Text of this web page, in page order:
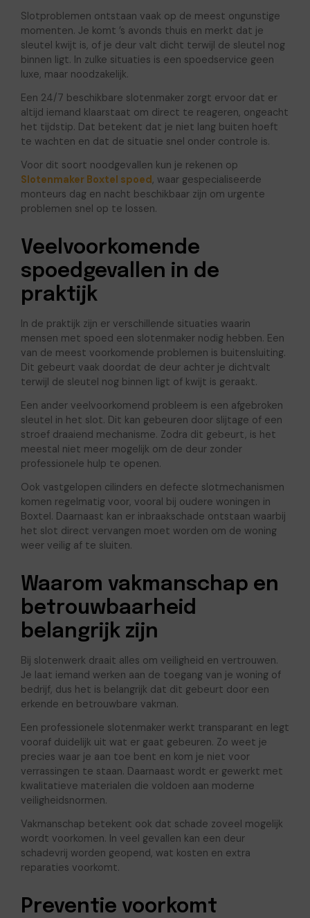
Slotproblemen ontstaan vaak op de meest ongunstige
momenten. Je komt ’s avonds thuis en merkt dat je
sleutel kwijt is, of je deur valt dicht terwijl de sleutel nog
binnen ligt. In zulke situaties is een spoedservice geen
luxe, maar noodzakelijk.
Een 24/7 beschikbare slotenmaker zorgt ervoor dat er
altijd iemand klaarstaat om direct te reageren, ongeacht
het tijdstip. Dat betekent dat je niet lang buiten hoeft
te wachten en dat de situatie snel onder controle is.
Voor dit soort noodgevallen kun je rekenen op
Slotenmaker Boxtel spoed, waar gespecialiseerde
monteurs dag en nacht beschikbaar zijn om urgente
problemen snel op te lossen.
Veelvoorkomende
spoedgevallen in de
praktijk
In de praktijk zijn er verschillende situaties waarin
mensen met spoed een slotenmaker nodig hebben. Een
van de meest voorkomende problemen is buitensluiting.
Dit gebeurt vaak doordat de deur achter je dichtvalt
terwijl de sleutel nog binnen ligt of kwijt is geraakt.
Een ander veelvoorkomend probleem is een afgebroken
sleutel in het slot. Dit kan gebeuren door slijtage of een
stroef draaiend mechanisme. Zodra dit gebeurt, is het
meestal niet meer mogelijk om de deur zonder
professionele hulp te openen.
Ook vastgelopen cilinders en defecte slotmechanismen
komen regelmatig voor, vooral bij oudere woningen in
Boxtel. Daarnaast kan er inbraakschade ontstaan waarbij
het slot direct vervangen moet worden om de woning
weer veilig af te sluiten.
Waarom vakmanschap en
betrouwbaarheid
belangrijk zijn
Bij slotenwerk draait alles om veiligheid en vertrouwen.
Je laat iemand werken aan de toegang van je woning of
bedrijf, dus het is belangrijk dat dit gebeurt door een
erkende en betrouwbare vakman.
Een professionele slotenmaker werkt transparant en legt
vooraf duidelijk uit wat er gaat gebeuren. Zo weet je
precies waar je aan toe bent en kom je niet voor
verrassingen te staan. Daarnaast wordt er gewerkt met
kwalitatieve materialen die voldoen aan moderne
veiligheidsnormen.
Vakmanschap betekent ook dat schade zoveel mogelijk
wordt voorkomen. In veel gevallen kan een deur
schadevrij worden geopend, wat kosten en extra
reparaties voorkomt.
Preventie voorkomt